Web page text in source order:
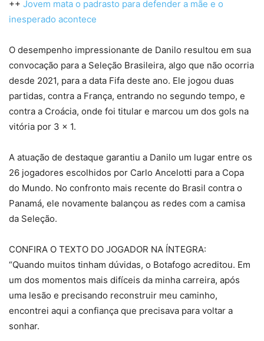
++ Jovem mata o padrasto para defender a mãe e o
inesperado acontece
O desempenho impressionante de Danilo resultou em sua
convocação para a Seleção Brasileira, algo que não ocorria
desde 2021, para a data Fifa deste ano. Ele jogou duas
partidas, contra a França, entrando no segundo tempo, e
contra a Croácia, onde foi titular e marcou um dos gols na
vitória por 3 x 1.
A atuação de destaque garantiu a Danilo um lugar entre os
26 jogadores escolhidos por Carlo Ancelotti para a Copa
do Mundo. No confronto mais recente do Brasil contra o
Panamá, ele novamente balançou as redes com a camisa
da Seleção.
CONFIRA O TEXTO DO JOGADOR NA ÍNTEGRA:
“Quando muitos tinham dúvidas, o Botafogo acreditou. Em
um dos momentos mais difíceis da minha carreira, após
uma lesão e precisando reconstruir meu caminho,
encontrei aqui a confiança que precisava para voltar a
sonhar.